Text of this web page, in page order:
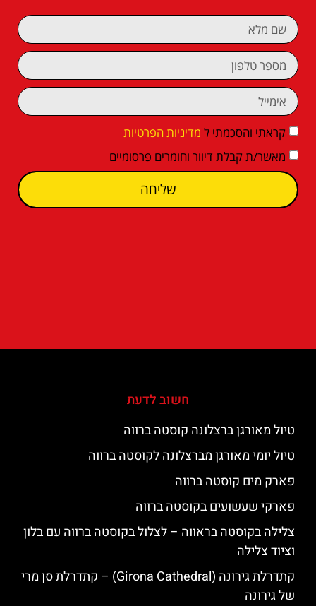
קראתי והסכמתי ל מדיניות הפרטיות
מאשר/ת קבלת דיוור וחומרים פרסומיים
שליחה
חשוב לדעת
טיול מאורגן ברצלונה קוסטה ברווה
טיול יומי מאורגן מברצלונה לקוסטה ברווה
פארק מים קוסטה ברווה
פארקי שעשועים בקוסטה ברווה
צלילה בקוסטה בראווה – לצלול בקוסטה ברווה עם בלון
וציוד צלילה
קתדרלת גירונה (Girona Cathedral) – קתדרלת סן מרי
של גירונה